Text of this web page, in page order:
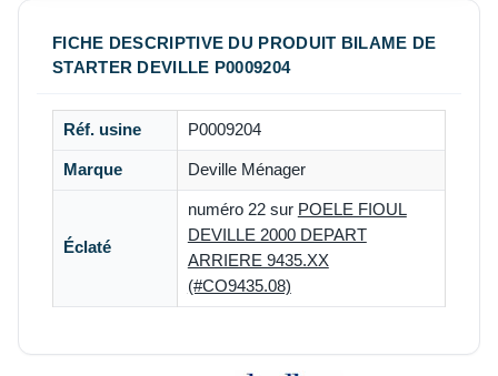
FICHE DESCRIPTIVE DU PRODUIT BILAME DE
STARTER DEVILLE P0009204
Réf. usine P0009204
Marque Deville Ménager
Éclaté
numéro 22 sur POELE FIOUL
DEVILLE 2000 DEPART
ARRIERE 9435.XX
(#CO9435.08)